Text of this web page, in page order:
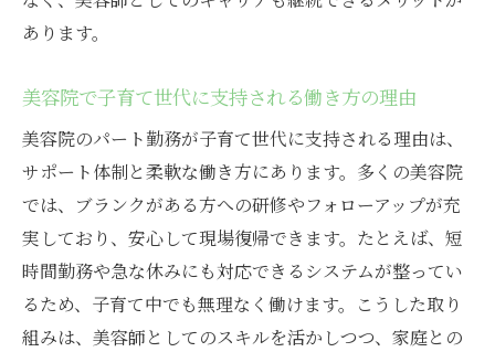
の工夫
ル
自分の強みを活かせる美容院パート勤務術
美容院パート求人で人生を豊かにするヒン
あります。
美容院で子育て世代に支持される働き方の理由
美容院のパート勤務が子育て世代に支持される理由は、
サポート体制と柔軟な働き方にあります。多くの美容院
では、ブランクがある方への研修やフォローアップが充
実しており、安心して現場復帰できます。たとえば、短
時間勤務や急な休みにも対応できるシステムが整ってい
るため、子育て中でも無理なく働けます。こうした取り
組みは、美容師としてのスキルを活かしつつ、家庭との